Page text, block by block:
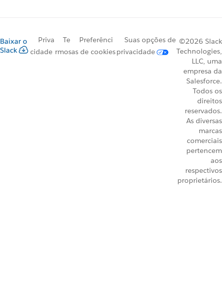
Baixar o
Slack
Priva
cidade
Te
rmos
Preferênci
as de cookies
Suas opções de
privacidade
©2026 Slack
Technologies,
LLC, uma
empresa da
Salesforce.
Todos os
direitos
reservados.
As diversas
marcas
comerciais
pertencem
aos
respectivos
proprietários.